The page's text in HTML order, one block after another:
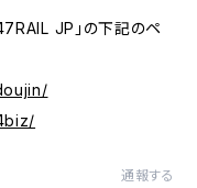
JP」の下記のペ
通報する